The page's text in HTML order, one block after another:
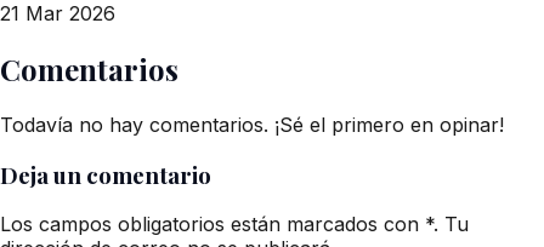
21 Mar 2026
Comentarios
Todavía no hay comentarios. ¡Sé el primero en opinar!
Deja un comentario
Los campos obligatorios están marcados con *. Tu